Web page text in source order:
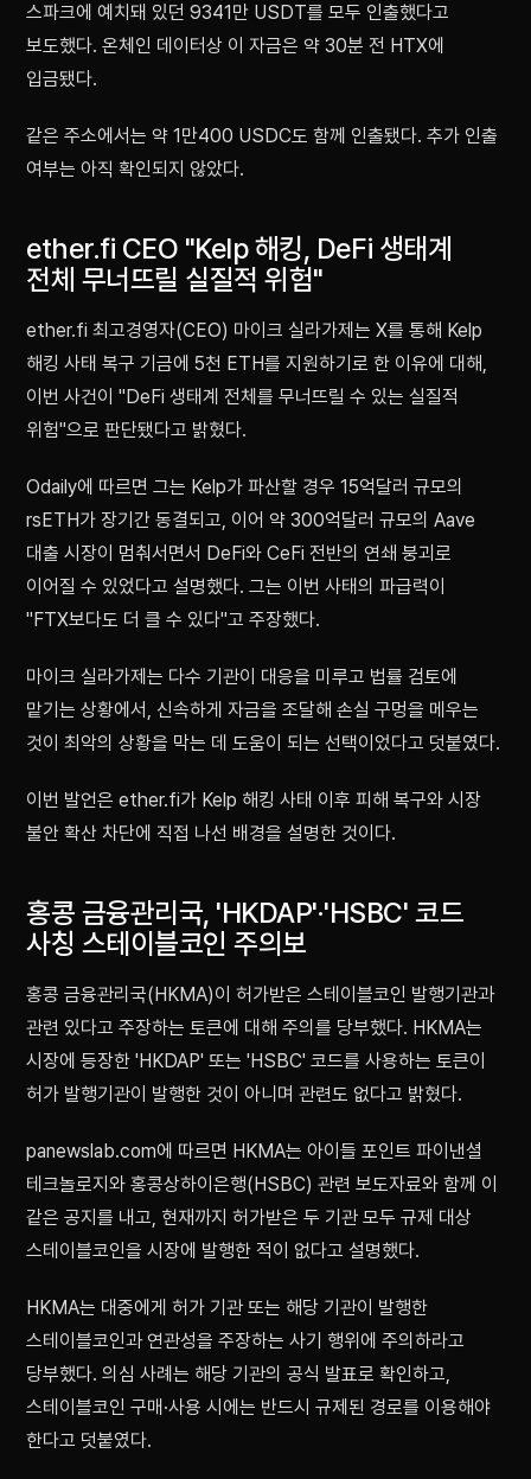
스파크에 예치돼 있던 9341만 USDT를 모두 인출했다고
보도했다. 온체인 데이터상 이 자금은 약 30분 전 HTX에
입금됐다.
같은 주소에서는 약 1만400 USDC도 함께 인출됐다. 추가 인출
여부는 아직 확인되지 않았다.
ether.fi CEO "Kelp 해킹, DeFi 생태계
전체 무너뜨릴 실질적 위험"
ether.fi 최고경영자(CEO) 마이크 실라가제는 X를 통해 Kelp
해킹 사태 복구 기금에 5천 ETH를 지원하기로 한 이유에 대해,
이번 사건이 "DeFi 생태계 전체를 무너뜨릴 수 있는 실질적
위험"으로 판단됐다고 밝혔다.
Odaily에 따르면 그는 Kelp가 파산할 경우 15억달러 규모의
rsETH가 장기간 동결되고, 이어 약 300억달러 규모의 Aave
대출 시장이 멈춰서면서 DeFi와 CeFi 전반의 연쇄 붕괴로
이어질 수 있었다고 설명했다. 그는 이번 사태의 파급력이
"FTX보다도 더 클 수 있다"고 주장했다.
마이크 실라가제는 다수 기관이 대응을 미루고 법률 검토에
맡기는 상황에서, 신속하게 자금을 조달해 손실 구멍을 메우는
것이 최악의 상황을 막는 데 도움이 되는 선택이었다고 덧붙였다.
이번 발언은 ether.fi가 Kelp 해킹 사태 이후 피해 복구와 시장
불안 확산 차단에 직접 나선 배경을 설명한 것이다.
홍콩 금융관리국, 'HKDAP'·'HSBC' 코드
사칭 스테이블코인 주의보
홍콩 금융관리국(HKMA)이 허가받은 스테이블코인 발행기관과
관련 있다고 주장하는 토큰에 대해 주의를 당부했다. HKMA는
시장에 등장한 'HKDAP' 또는 'HSBC' 코드를 사용하는 토큰이
허가 발행기관이 발행한 것이 아니며 관련도 없다고 밝혔다.
panewslab.com에 따르면 HKMA는 아이들 포인트 파이낸셜
테크놀로지와 홍콩상하이은행(HSBC) 관련 보도자료와 함께 이
같은 공지를 내고, 현재까지 허가받은 두 기관 모두 규제 대상
스테이블코인을 시장에 발행한 적이 없다고 설명했다.
HKMA는 대중에게 허가 기관 또는 해당 기관이 발행한
스테이블코인과 연관성을 주장하는 사기 행위에 주의하라고
당부했다. 의심 사례는 해당 기관의 공식 발표로 확인하고,
스테이블코인 구매·사용 시에는 반드시 규제된 경로를 이용해야
한다고 덧붙였다.